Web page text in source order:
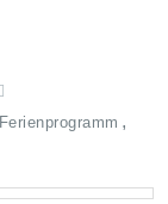
Ferienprogramm ,